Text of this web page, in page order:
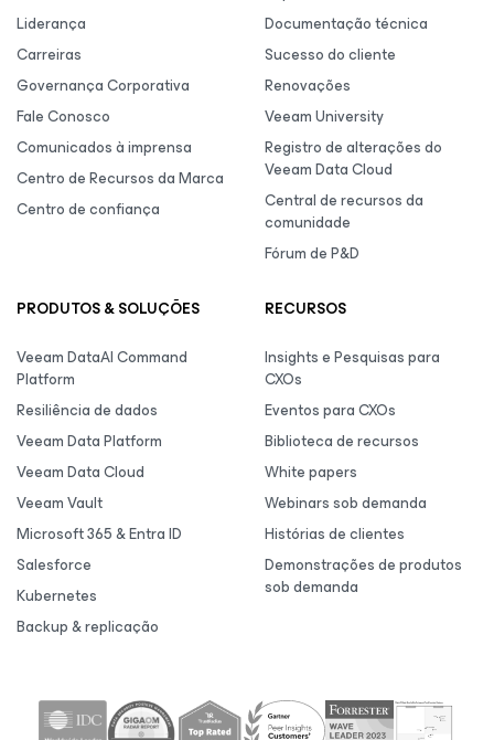
Liderança
Carreiras
Governança Corporativa
Fale Conosco
Comunicados à imprensa
Centro de Recursos da Marca
Centro de confiança
Documentação técnica
Sucesso do cliente
Renovações
Veeam University
Registro de alterações do
Veeam Data Cloud
Central de recursos da
comunidade
Fórum de P&D
PRODUTOS & SOLUÇÕES
Veeam DataAI Command
Platform
Resiliência de dados
Veeam Data Platform
Veeam Data Cloud
Veeam Vault
Microsoft 365 & Entra ID
Salesforce
Kubernetes
Backup & replicação
RECURSOS
Insights e Pesquisas para
CXOs
Eventos para CXOs
Biblioteca de recursos
White papers
Webinars sob demanda
Histórias de clientes
Demonstrações de produtos
sob demanda